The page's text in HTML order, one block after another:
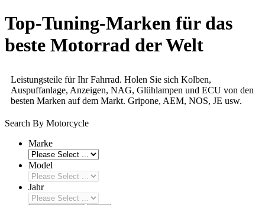
Top-Tuning-Marken für das
beste Motorrad der Welt
Leistungsteile für Ihr Fahrrad. Holen Sie sich Kolben,
Auspuffanlage, Anzeigen, NAG, Glühlampen und ECU von den
besten Marken auf dem Markt. Gripone, AEM, NOS, JE usw.
Search By Motorcycle
Marke
Model
Jahr